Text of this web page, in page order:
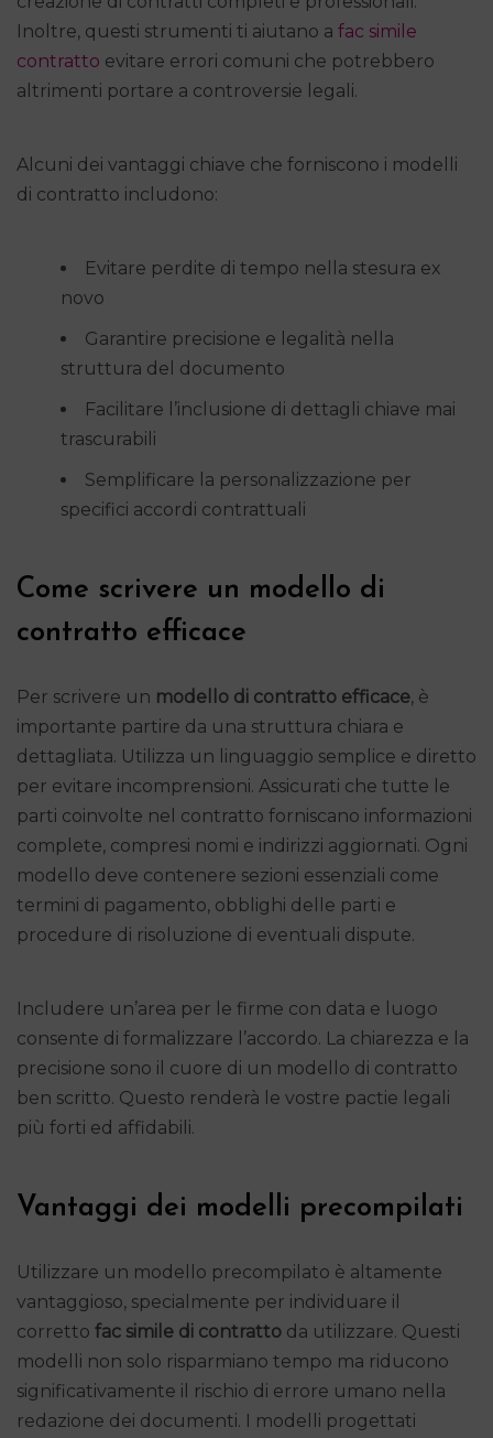
Inoltre, questi strumenti ti aiutano a fac simile
contratto evitare errori comuni che potrebbero
altrimenti portare a controversie legali.
Alcuni dei vantaggi chiave che forniscono i modelli
di contratto includono:
Evitare perdite di tempo nella stesura ex
novo
Garantire precisione e legalità nella
struttura del documento
Facilitare l’inclusione di dettagli chiave mai
trascurabili
Semplificare la personalizzazione per
specifici accordi contrattuali
Come scrivere un modello di
contratto efficace
Per scrivere un modello di contratto efficace, è
importante partire da una struttura chiara e
dettagliata. Utilizza un linguaggio semplice e diretto
per evitare incomprensioni. Assicurati che tutte le
parti coinvolte nel contratto forniscano informazioni
complete, compresi nomi e indirizzi aggiornati. Ogni
modello deve contenere sezioni essenziali come
termini di pagamento, obblighi delle parti e
procedure di risoluzione di eventuali dispute.
Includere un’area per le firme con data e luogo
consente di formalizzare l’accordo. La chiarezza e la
precisione sono il cuore di un modello di contratto
ben scritto. Questo renderà le vostre pactie legali
più forti ed affidabili.
Vantaggi dei modelli precompilati
Utilizzare un modello precompilato è altamente
vantaggioso, specialmente per individuare il
corretto fac simile di contratto da utilizzare. Questi
modelli non solo risparmiano tempo ma riducono
significativamente il rischio di errore umano nella
redazione dei documenti. I modelli progettati